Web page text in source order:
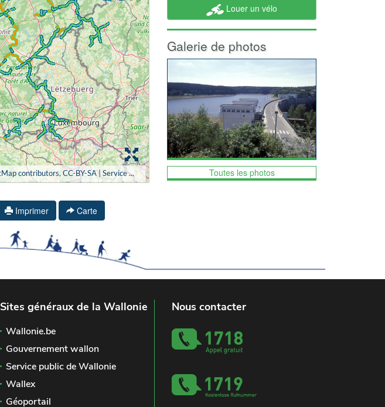
Imprimer Carte
Louer un vélo
Galerie de photos
Toutes les photos
Sites généraux de la Wallonie
Wallonie.be
Gouvernement wallon
Service public de Wallonie
Wallex
Géoportail
Nous contacter